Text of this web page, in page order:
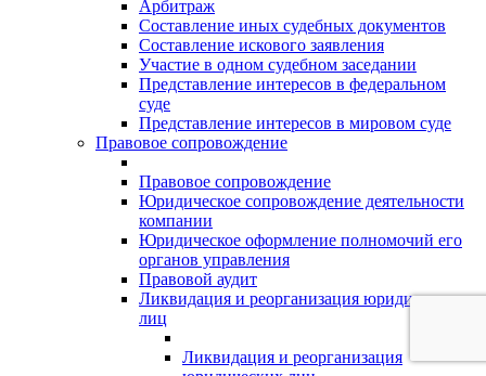
Арбитраж
Составление иных судебных документов
Составление искового заявления
Участие в одном судебном заседании
Представление интересов в федеральном
суде
Представление интересов в мировом суде
Правовое сопровождение
Правовое сопровождение
Юридическое сопровождение деятельности
компании
Юридическое оформление полномочий его
органов управления
Правовой аудит
Ликвидация и реорганизация юридических
лиц
Ликвидация и реорганизация